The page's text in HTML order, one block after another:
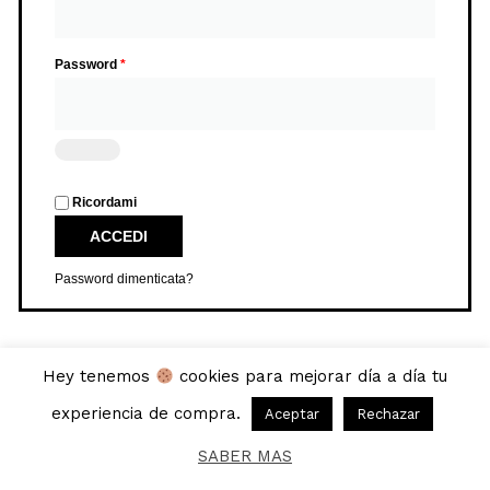
Password*
Ricordami
ACCEDI
Password dimenticata?
|Políticas de privacidad
Web creada por Visibilidadon.
Hey tenemos
cookies para mejorar día a día tu
experiencia de compra.
Aceptar Rechazar
SABER MAS